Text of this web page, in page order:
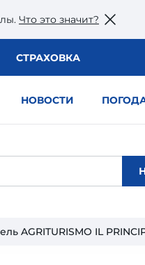
Что это значит?
СТРАХОВКА
НОВОСТИ
AGRITURISMO IL